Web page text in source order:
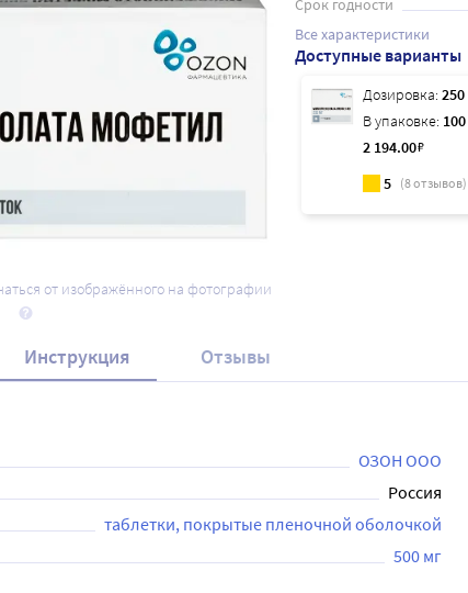
от изображённого на фотографии
Срок годности
Все характеристики
Доступные варианты
Дозировка:
В упаковке: 100
2 194.00₽
5 (8отзывов)
Инструкция Отзывы
ОЗОН ООО
Россия
таблетки, покрытые пленочной оболочкой
500 мг